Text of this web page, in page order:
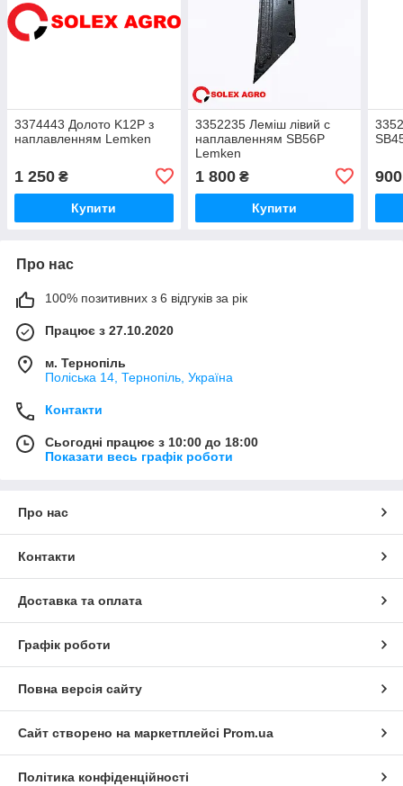
3374443 Долото K12P з
наплавленням Lemken
1 250 ₴
Купити
3352235 Леміш лівий с
наплавленням SB56P
Lemken
1 800₴
Купити
900
Про нас
100% позитивних з 6 відгуків за рік
Працює з 27.10.2020
м. Тернопіль
Поліська 14, Тернопіль, Україна
Контакти
Сьогодні працює з 10:00 до 18:00
Показати весь графік роботи
Про нас
Контакти
Доставка та оплата
Графік роботи
Повна версія сайту
Сайт створено на маркетплейсі Prom.ua
Політика конфіденційності